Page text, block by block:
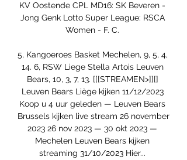
KV Oostende CPL MD16: SK Beveren -
Jong Genk Lotto Super League: RSCA
Women - F. C.
5, Kangoeroes Basket Mechelen, 9, 5, 4,
14. 6, RSW Liege Stella Artois Leuven
Bears, 10, 3, 7, 13. [[[STREAMEN>]][]
Leuven Bears Liège kijken 11/12/2023
Koop u 4 uur geleden — Leuven Bears
Brussels kijken live stream 26 november
2023 26 nov 2023 — 30 okt 2023 —
Mechelen Leuven Bears kijken
streaming 31/10/2023 Hier...